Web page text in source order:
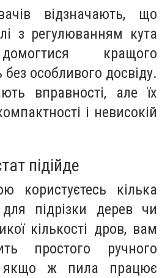
відзначають, що
з регулюванням кута
кращого
без особливого досвіду.
вправності, але їх
і невисокій
підійде
користуєтесь кілька
підрізки дерев чи
кількості дров, вам
простого ручного
якщо ж пила працює